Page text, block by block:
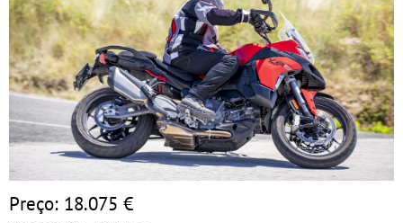
Preço: 18.075 €